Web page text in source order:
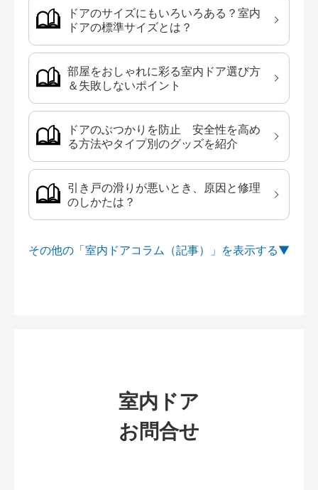
ドアのサイズにもいろいろある？室内
ドアの標準サイズとは？
部屋をおしゃれに彩る室内ドア選び方
＆失敗しないポイント
ドアのぶつかりを防止 安全性を高め
る方法やタイプ別のグッズを紹介
引き戸の滑りが悪いとき、原因と修理
のしかたは？
その他の「室内ドアコラム（記事）」を
室内ドア
お問合せ